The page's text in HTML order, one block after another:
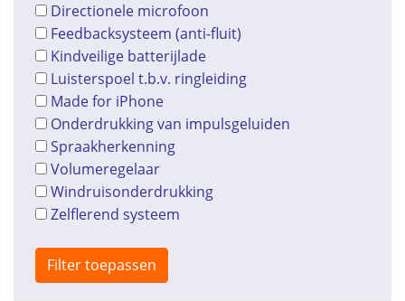
Directionele microfoon
Feedbacksysteem (anti-fluit)
Kindveilige batterijlade
Luisterspoel t.b.v. ringleiding
Made for iPhone
Onderdrukking van impulsgeluiden
Spraakherkenning
Volumeregelaar
Windruisonderdrukking
Zelflerend systeem
Filter toepassen